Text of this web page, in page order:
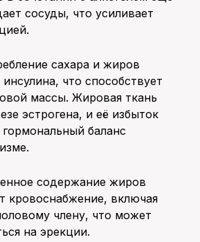
сосуды, что усиливает
сахара и жиров
что способствует
массы. Жировая ткань
эстрогена, и её избыток
баланс
содержание жиров
кровоснабжение, включая
члену, что может
на эрекции.